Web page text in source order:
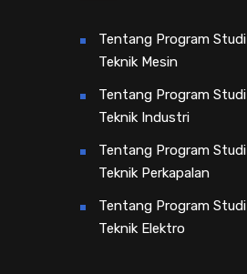
Tentang Program Studi
Teknik Mesin
Tentang Program Studi
Teknik Industri
Tentang Program Studi
Teknik Perkapalan
Tentang Program Studi
Teknik Elektro